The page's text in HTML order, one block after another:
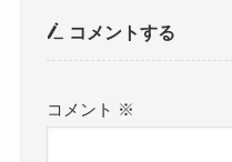
コメントする
コメント ※